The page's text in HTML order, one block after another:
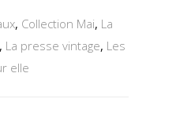
, Collection Mai, La
, La presse vintage, Les
elle